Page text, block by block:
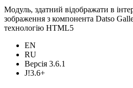
Модуль, здатний відображати в
зображення з компонента Datso
технологію HTML5
EN
RU
Версія 3.6.1
J!3.6+